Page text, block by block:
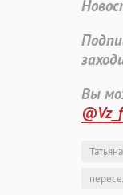
Вы